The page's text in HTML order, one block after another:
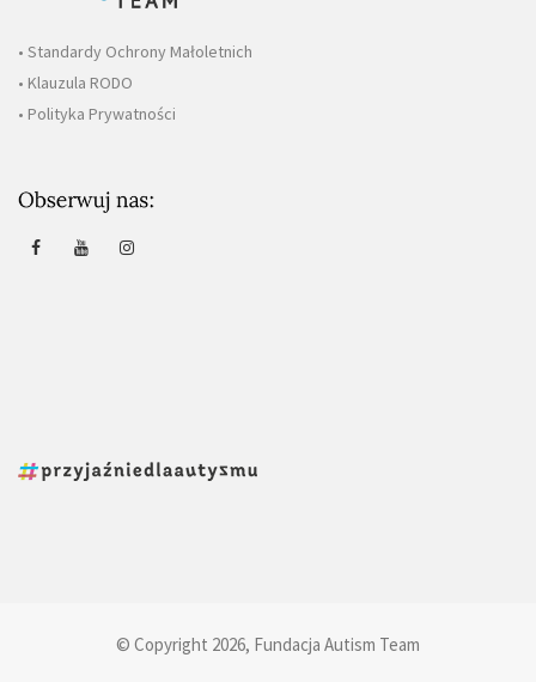
• Standardy Ochrony Małoletnich
• Klauzula RODO
• Polityka Prywatności
© Copyright 2026, Fundacja Autism Team